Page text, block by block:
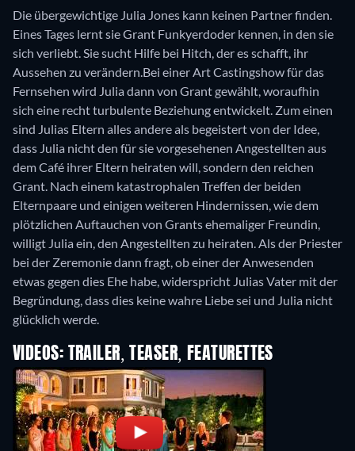
Die übergewichtige Julia Jones kann keinen Partner finden.
Eines Tages lernt sie Grant Funkyerdoder kennen, in den sie
sich verliebt. Sie sucht Hilfe bei Hitch, der es schafft, ihr
Aussehen zu verändern.Bei einer Art Castingshow für das
Fernsehen wird Julia dann von Grant gewählt, woraufhin
sich eine recht turbulente Beziehung entwickelt. Zum einen
sind Julias Eltern alles andere als begeistert von der Idee,
dass Julia nicht den für sie vorgesehenen Angestellten aus
dem Café ihrer Eltern heiraten will, sondern den reichen
Grant. Nach einem katastrophalen Treffen der beiden
Elternpaare und einigen weiteren Hindernissen, wie dem
plötzlichen Auftauchen von Grants ehemaliger Freundin,
willigt Julia ein, den Angestellten zu heiraten. Als der Priester
bei der Zeremonie dann fragt, ob einer der Anwesenden
etwas gegen dies Ehe habe, widerspricht Julias Vater mit der
Begründung, dass dies keine wahre Liebe sei und Julia nicht
glücklich werde.
VIDEOS: TRAILER, TEASER, FEATURETTES